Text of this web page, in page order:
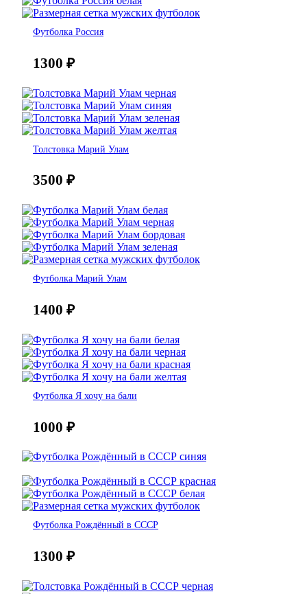
Футболка Россия
1300 ₽
Толстовка Марий Улам
3500 ₽
Футболка Марий Улам
1400 ₽
Футболка Я хочу на бали
1000 ₽
Футболка Рождённый в СССР
1300 ₽